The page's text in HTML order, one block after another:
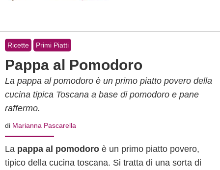
Ricette Primi Piatti
Pappa al Pomodoro
La pappa al pomodoro è un primo piatto povero della
cucina tipica Toscana a base di pomodoro e pane
raffermo.
di Marianna Pascarella
La pappa al pomodoro è un primo piatto povero,
tipico della cucina toscana. Si tratta di una sorta di